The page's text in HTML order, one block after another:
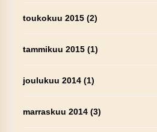
toukokuu 2015(2)
tammikuu 2015(1)
joulukuu 2014(1)
marraskuu 2014(3)